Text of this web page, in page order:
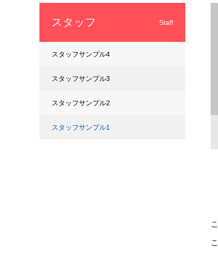
スタッフ Staff
スタッフサンプル4
スタッフサンプル3
スタッフサンプル2
スタッフサンプル1